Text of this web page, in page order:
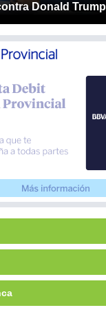
Donald Trump